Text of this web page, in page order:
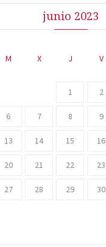
junio 2023
M X J V
1 2
6 7 8 9
13 14 15 16
20 21 22 23
27 28 29 30